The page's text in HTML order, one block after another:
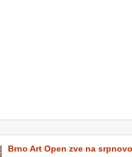
Brno Art Open zve na